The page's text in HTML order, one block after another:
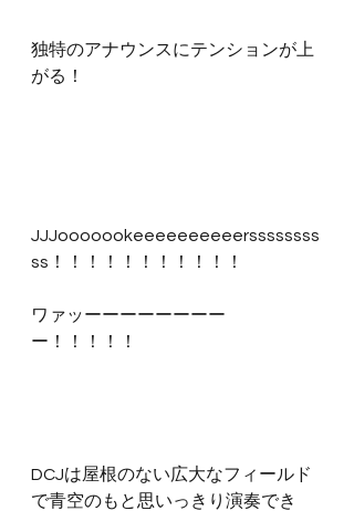
独特のアナウンスにテンションが上
がる！
JJJooooookeeeeeeeeeerssssssss
ss！！！！！！！！！！！
ワァッーーーーーーーー
ー！！！！！
DCJは屋根のない広大なフィールド
で青空のもと思いっきり演奏でき